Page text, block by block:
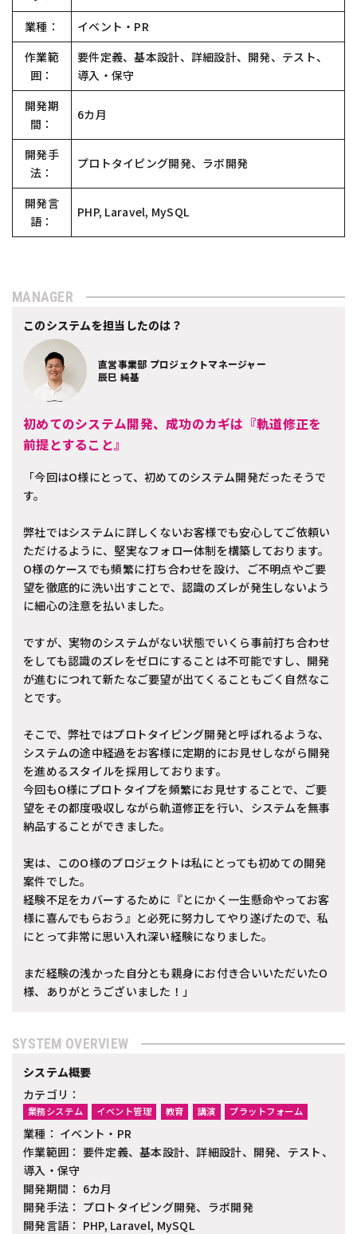
業種：
イベント・PR
作業範
囲：
要件定義、基本設計、詳細設計、開発、テスト、
導入・保守
開発期
間：
6カ月
開発手
法：
プロトタイピング開発、ラボ開発
開発言
語：
PHP, Laravel, MySQL
MANAGER
このシステムを担当したのは？
直営事業部 プロジェクトマネージャー
辰巳 純基
初めてのシステム開発、成功のカギは『軌道修正を
前提とすること』
「今回はO様にとって、初めてのシステム開発だったそうで
す。
弊社ではシステムに詳しくないお客様でも安心してご依頼い
ただけるように、堅実なフォロー体制を構築しております。
O様のケースでも頻繁に打ち合わせを設け、ご不明点やご要
望を徹底的に洗い出すことで、認識のズレが発生しないよう
に細心の注意を払いました。
ですが、実物のシステムがない状態でいくら事前打ち合わせ
をしても認識のズレをゼロにすることは不可能ですし、開発
が進むにつれて新たなご要望が出てくることもごく自然なこ
とです。
そこで、弊社ではプロトタイピング開発と呼ばれるような、
システムの途中経過をお客様に定期的にお見せしながら開発
を進めるスタイルを採用しております。
今回もO様にプロトタイプを頻繁にお見せすることで、ご要
望をその都度吸収しながら軌道修正を行い、システムを無事
納品することができました。
実は、このO様のプロジェクトは私にとっても初めての開発
案件でした。
経験不足をカバーするために『とにかく一生懸命やってお客
様に喜んでもらおう』と必死に努力してやり遂げたので、私
にとって非常に思い入れ深い経験になりました。
まだ経験の浅かった自分とも親身にお付き合いいただいたO
様、ありがとうございました！」
SYSTEM OVERVIEW
システム概要
カテゴリ：
業務システム イベント管理 教育 講演 プラットフォーム
業種： イベント・PR
作業範囲： 要件定義、基本設計、詳細設計、開発、テスト、
導入・保守
開発期間： 6カ月
開発手法： プロトタイピング開発、ラボ開発
開発言語： PHP, Laravel, MySQL